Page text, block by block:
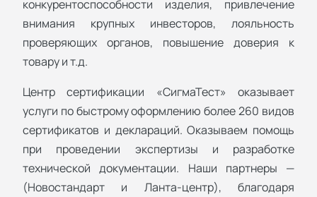
конкурентоспособности изделия, привлечение
внимания крупных инвесторов, лояльность
проверяющих органов, повышение доверия к
товару и т.д.
Центр сертификации «СигмаТест» оказывает
услуги по быстрому оформлению более 260 видов
сертификатов и деклараций. Оказываем помощь
при проведении экспертизы и разработке
технической документации. Наши партнеры —
(Новостандарт и Ланта-центр), благодаря